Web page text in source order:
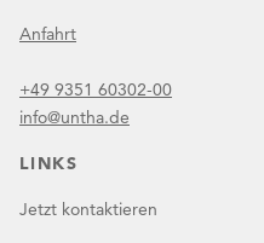
Anfahrt
+49 9351 60302-00
info@untha.de
LINKS
Jetzt kontaktieren